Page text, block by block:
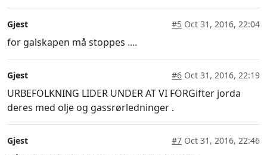
Gjest #5 Oct 31, 2016, 22:04
for galskapen må stoppes ....
Gjest #6 Oct 31, 2016, 22:19
URBEFOLKNING LIDER UNDER AT VI FORGifter jorda
deres med olje og gassrørledninger .
Gjest #7 Oct 31, 2016, 22:46